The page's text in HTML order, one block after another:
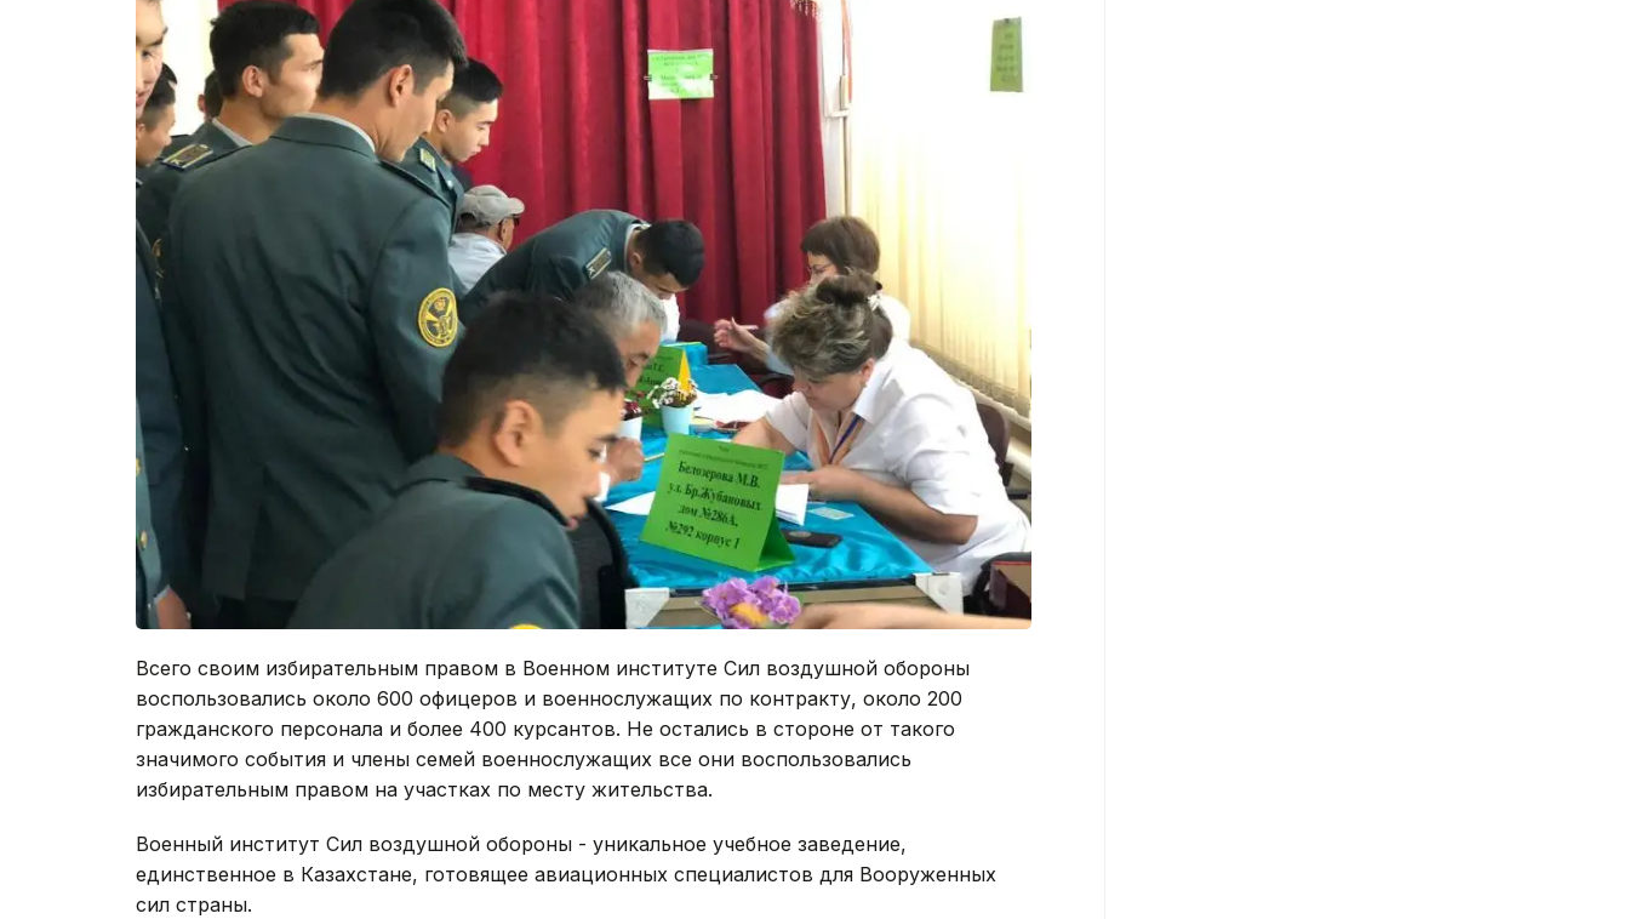
Всего своим избирательным правом в Военном институте Сил воздушной обороны
воспользовались около 600 офицеров и военнослужащих по контракту, около 200
гражданского персонала и более 400 курсантов. Не остались в стороне от такого
значимого события и члены семей военнослужащих все они воспользовались
избирательным правом на участках по месту жительства.
Военный институт Сил воздушной обороны - уникальное учебное заведение,
единственное в Казахстане, готовящее авиационных специалистов для Вооруженных
сил страны.